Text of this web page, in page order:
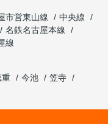
市営東山線
中央線
名鉄名古屋本線
線
重 今池
笠寺